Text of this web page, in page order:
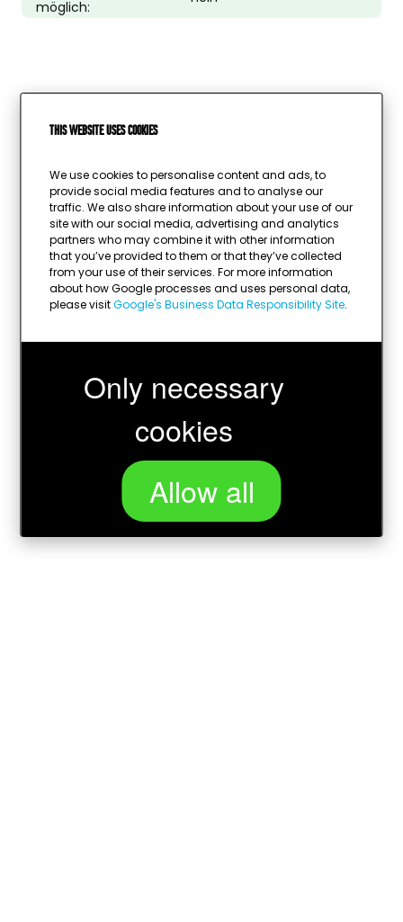
This website uses cookies
We use cookies to personalise content and ads, to
provide social media features and to analyse our
traffic. We also share information about your use of our
site with our social media, advertising and analytics
partners who may combine it with other information
that you’ve provided to them or that they’ve collected
from your use of their services. For more information
about how Google processes and uses personal data,
please visitGoogle's Business Data Responsibility Site.
Only necessary
cookies
Allow all
möglich:
Wird geladen …